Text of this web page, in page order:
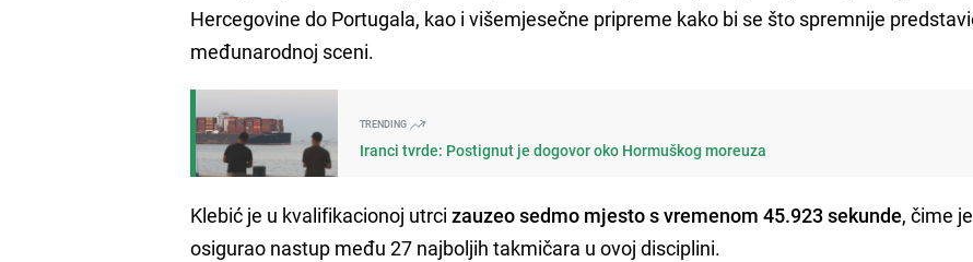
Hercegovine do Portugala, kao i višemjesečne pripreme kako bi se što spremnije
međunarodnoj sceni.
TRENDING
Iranci tvrde: Postignut je dogovor oko Hormuškog moreuza
Klebić je u kvalifikacionoj utrcizauzeo sedmo mjesto s vremenom 45.923 sekunde, čime je
osigurao nastup među 27 najboljih takmičara u ovoj disciplini.